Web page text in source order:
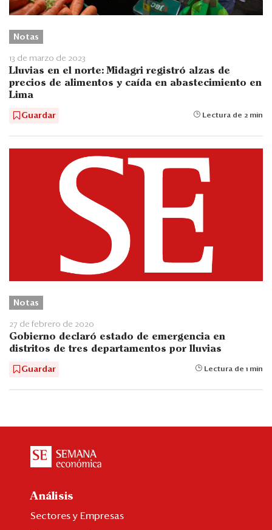
Notas
13 de marzo de 2023
Lluvias en el norte: Midagri registró alzas de
precios de alimentos y caída en abastecimiento en
Lima
Guardar Lectura de 2 min
Notas
27 de febrero de 2020
Gobierno declaró estado de emergencia en
distritos de tres departamentos por lluvias
Guardar Lectura de 1 min
Análisis
Sectores y Empresas